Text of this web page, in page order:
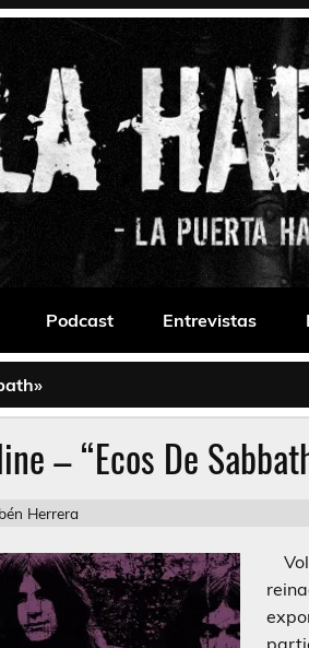
235
Podcast Entrevistas
– “Ecos De
Herrera